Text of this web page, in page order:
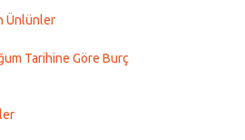
Ünlünler
Tarihine Göre Burç